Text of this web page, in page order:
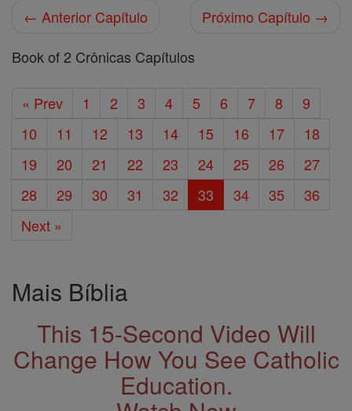
← Anterior Capítulo
Próximo Capítulo →
Book of 2 Crônicas Capítulos
« Prev 1 2 3 4 5 6 7 8
9
10
11 12 13 14 15 16 17
18
19
20 21 22 23 24 25 26
27
28
29 30 31 32 33 34 35
36
Next »
Mais Bíblia
This 15-Second Video Will
Change How You See Catholic
Education.